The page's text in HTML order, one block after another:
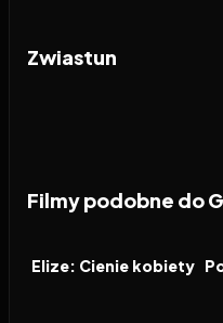
Zwiastun
Filmy podobne do
FILM
Elize: Cienie kobiety